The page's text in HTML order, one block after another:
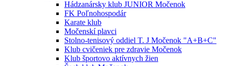
Hádzanársky klub JUNIOR Močenok
FK Poľnohospodár
Karate klub
Močenskí plavci
Stolno-tenisový oddiel T. J Močenok "A+B+C"
Klub cvičeniek pre zdravie Močenok
Klub športovo aktívnych žien